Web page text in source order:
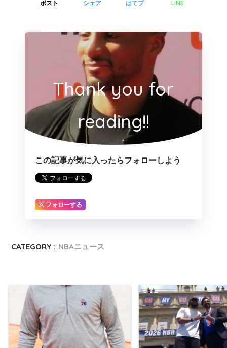
ポスト シェア はてブ LINE
Thank you for
reading!!
この記事が気に入ったらフォローしよう
フォローする
CATEGORY : NBAニュース